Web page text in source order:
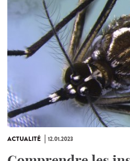
ACTUALITÉ 12.01.2023